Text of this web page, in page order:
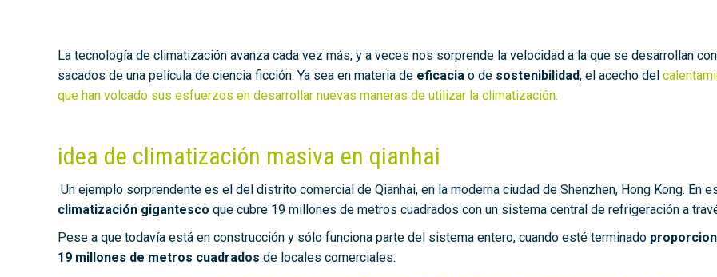
La tecnología de climatización avanza cada vez más, y a veces nos sorprende la velocidad a la que se desarrollan
sacados de una película de ciencia ficción. Ya sea en materia de eficacia o de sostenibilidad, el acecho del
que han volcado sus esfuerzos en desarrollar nuevas maneras de utilizar la climatización.
idea de climatización masiva en qianhai
Un ejemplo sorprendente es el del distrito comercial de Qianhai, en la moderna ciudad de Shenzhen, Hong Kong. En
climatización gigantesco que cubre 19 millones de metros cuadrados con un sistema central de refrigeración a
Pese a que todavía está en construcción y sólo funciona parte del sistema entero, cuando esté terminado
19 millones de metros cuadrados de locales comerciales.